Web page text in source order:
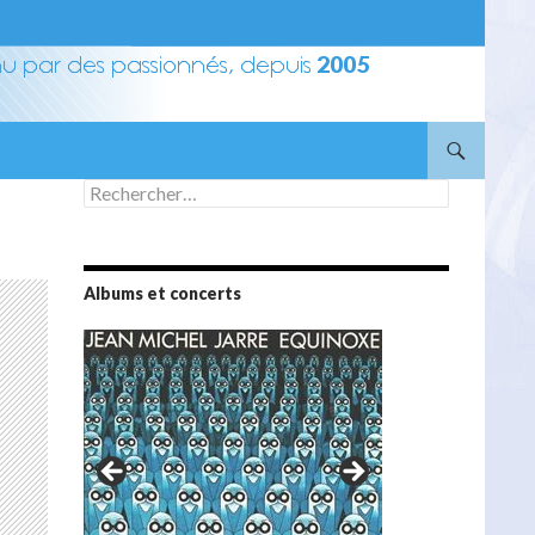
Rechercher :
Albums et concerts